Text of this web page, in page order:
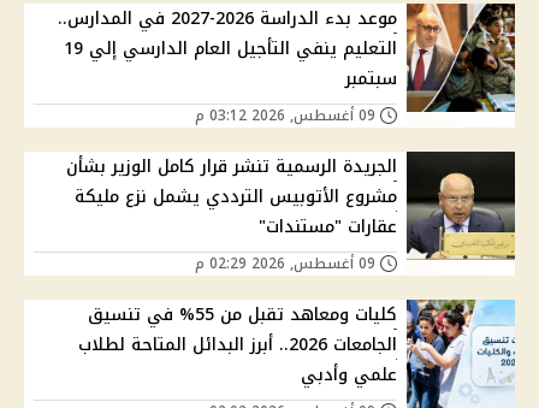
موعد بدء الدراسة 2026-2027 في المدارس..
التعليم ينفي التأجيل العام الدارسي إلي 19
سبتمبر
الجريدة الرسمية تنشر قرار كامل الوزير بشأن
مشروع الأتوبيس الترددي يشمل نزع مليكة
عقارات "مستندات"
كليات ومعاهد تقبل من 55% في تنسيق
الجامعات 2026.. أبرز البدائل المتاحة لطلاب
علمي وأدبي